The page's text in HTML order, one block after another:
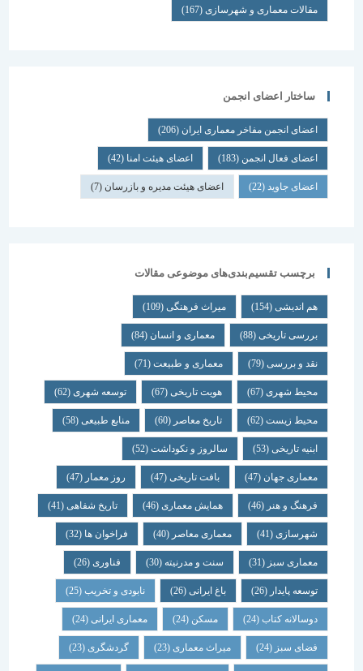
مقالات معماری و شهرسازی(167)
ساختار اعضای انجمن
اعضای انجمن مفاخر معماری ایران (206)
اعضای فعال انجمن(183) اعضای هیئت امنا(42)
اعضای جاوید(22) اعضای هیئت مدیره و بازرسان(7)
برچسب تقسیم‌بندی‌های موضوعی مقالات
هم اندیشی (154) میراث فرهنگی (109)
بررسی تاریخی (88) معماری و انسان (84)
نقد و بررسی (79) معماری و طبیعت (71)
محیط شهری(67) هویت تاریخی(67) توسعه شهری(62)
محیط زیست(62) تاریخ معاصر(60) منابع طبیعی(58)
ابنیه تاریخی(53) سالروز و نکوداشت(52)
معماری جهان (47) بافت تاریخی(47) روز معمار(47)
فرهنگ و هنر(46) همایش معماری (46) تاریخ شفاهی (41)
شهرسازی(41) معماری معاصر(40) فراخوان ها (32)
معماری سبز(31) سنت و مدرنیته(30) فناوری (26)
توسعه پایدار(26) باغ ایرانی(26) نابودی و تخریب(25)
دوسالانه کتاب(24) مسکن (24) معماری ایرانی(24)
فضای سبز(24) میراث معماری (23) گردشگری (23)